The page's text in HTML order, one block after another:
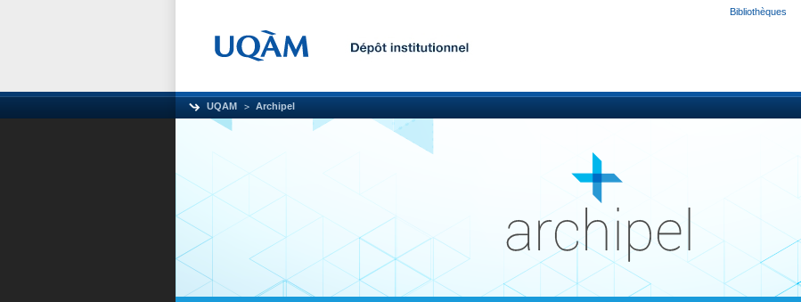
Bibliothèques
UQAM Archipel